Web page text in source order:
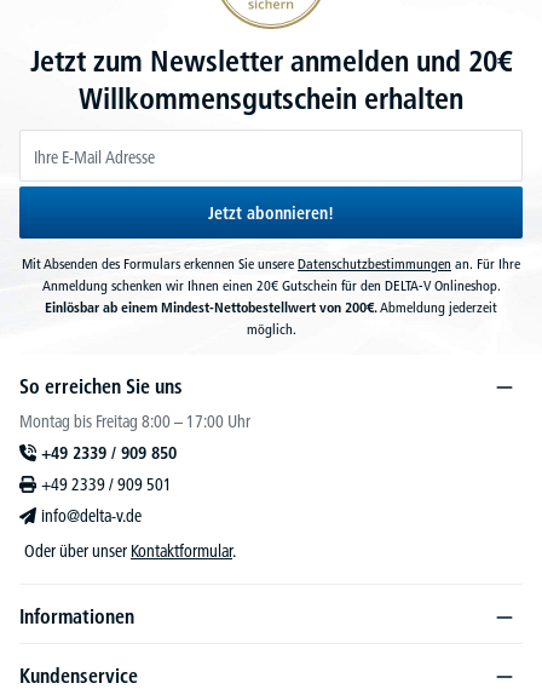
Jetzt zum Newsletter anmelden und 20€
Willkommensgutschein erhalten
Jetzt abonnieren!
Mit Absenden des Formulars erkennen Sie unsere Datenschutzbestimmungen an. Für Ihre
Anmeldung schenken wir Ihnen einen 20€ Gutschein für den DELTA-V Onlineshop.
Einlösbar ab einem Mindest-Nettobestellwert von 200€.Abmeldung jederzeit
möglich.
So erreichen Sie uns
Montag bis Freitag 8:00 – 17:00 Uhr
+49 2339 / 909 850
+49 2339 / 909 501
info@delta-v.de
Oder über unser Kontaktformular.
Informationen
Kundenservice